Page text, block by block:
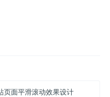
页面平滑滚动效果设计